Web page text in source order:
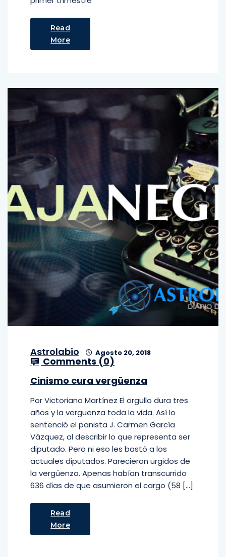
Read
More
Astrolabio Agosto 20, 2018
Comments (0)
Cinismo cura vergüenza
Por Victoriano Martínez El orgullo dura tres
años y la vergüenza toda la vida. Así lo
sentenció el panista J. Carmen García
Vázquez, al describir lo que representa ser
diputado. Pero ni eso les bastó a los
actuales diputados. Parecieron urgidos de
la vergüenza. Apenas habían transcurrido
636 días de que asumieron el cargo (58 […]
Read
More